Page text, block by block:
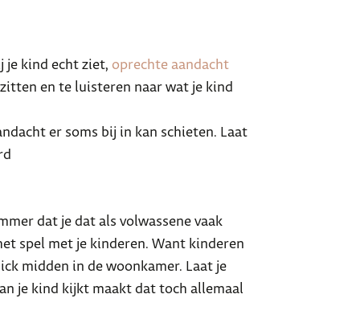
je kind echt ziet, oprechte aandacht
en te luisteren naar wat je kind
er soms bij in kan schieten. Laat
dat je dat als volwassene vaak
spel met je kinderen. Want kinderen
midden in de woonkamer. Laat je
je kind kijkt maakt dat toch allemaal